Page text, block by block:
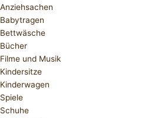
Anziehsachen
Babytragen
Bettwäsche
Bücher
Filme und Musik
Kindersitze
Kinderwagen
Spiele
Schuhe